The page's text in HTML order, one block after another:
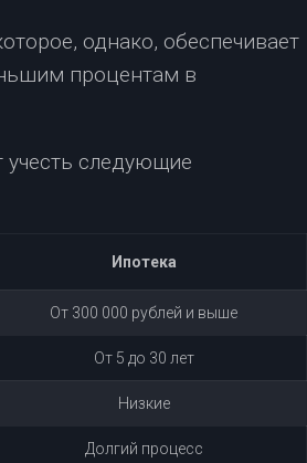
однако, обеспечивает
процентам в
следующие
Ипотека
От 300 000 рублей и выше
От 5 до 30 лет
Низкие
Долгий процесс